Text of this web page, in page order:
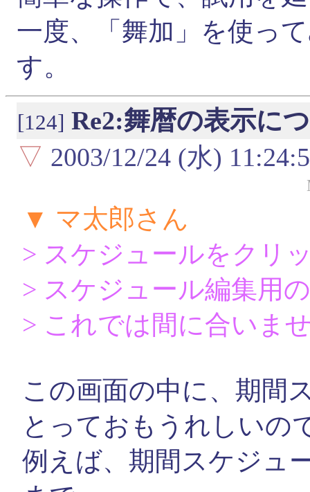
一度、「舞加」を使っ
す。
[124] Re2:舞暦の表示に
▽ 2003/12/24 (水)
▼ マ太郎さん
> スケジュールをクリ
> スケジュール編集用
> これでは間に合いま
この画面の中に、期間
とっておもうれしいの
例えば、期間スケジュ